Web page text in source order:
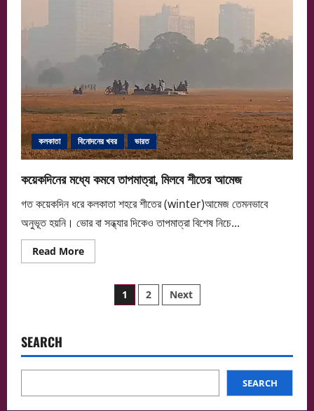
কলকাতা বিনোদনের খবর ভারত
কয়েকদিনের মধ্যে কমবে তাপমাত্রা, মিলবে শীতের আমেজ
গত কয়েকদিন ধরে কলকাতা শহরে শীতের (winter)আমেজ তেমনভাবে
অনুভূত হয়নি। ভোর বা সন্ধ্যার দিকেও তাপমাত্রা বিশেষ নিচে...
Read MoreRead
more
তাপমাত্রা,Posts
1 2 Next
SEARCH
SEARCH